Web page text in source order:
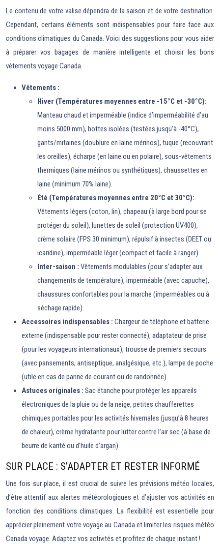
Le contenu de votre valise dépendra de la saison et de votre destination.
Cependant, certains éléments sont indispensables pour faire face aux
conditions climatiques du Canada. Voici des suggestions pour vous aider
à préparer vos bagages de manière intelligente et choisir les bons
vêtements voyage Canada.
Vêtements :
Hiver (Températures moyennes entre -15°C et -30°C):
Manteau chaud et imperméable (indice d’imperméabilité d’au
moins 5000 mm), bottes isolées (testées jusqu’à -40°C),
gants/mitaines (doublure en laine mérinos), tuque (recouvrant
les oreilles), écharpe (en laine ou en polaire), sous-vêtements
thermiques (laine mérinos ou synthétiques), chaussettes en
laine (minimum 70% laine).
Été (Températures moyennes entre 20°C et 30°C):
Vêtements légers (coton, lin), chapeau (à large bord pour se
protéger du soleil), lunettes de soleil (protection UV400),
crème solaire (FPS 30 minimum), répulsif à insectes (DEET ou
icaridine), imperméable léger (compact et facile à ranger).
Inter-saison : Vêtements modulables (pour s’adapter aux
changements de température), imperméable (avec capuche),
chaussures confortables pour la marche (imperméables ou à
séchage rapide).
Accessoires indispensables : Chargeur de téléphone et batterie
externe (indispensable pour rester connecté), adaptateur de prise
(pour les voyageurs internationaux), trousse de premiers secours
(avec pansements, antiseptique, analgésique, etc.), lampe de poche
(utile en cas de panne de courant ou de randonnée).
Astuces originales : Sac étanche pour protéger les appareils
électroniques de la pluie ou de la neige, petites chaufferettes
chimiques portables pour les activités hivernales (jusqu’à 8 heures
de chaleur), crème hydratante pour lutter contre l’air sec (à base de
beurre de karité ou d’huile d’argan).
SUR PLACE : S’ADAPTER ET RESTER INFORMÉ
Une fois sur place, il est crucial de suivre les prévisions météo locales,
d’être attentif aux alertes météorologiques et d’ajuster vos activités en
fonction des conditions climatiques. La flexibilité est essentielle pour
apprécier pleinement votre voyage au Canada et limiter les risques météo
Canada voyage. Adaptez vos activités et profitez de chaque instant !